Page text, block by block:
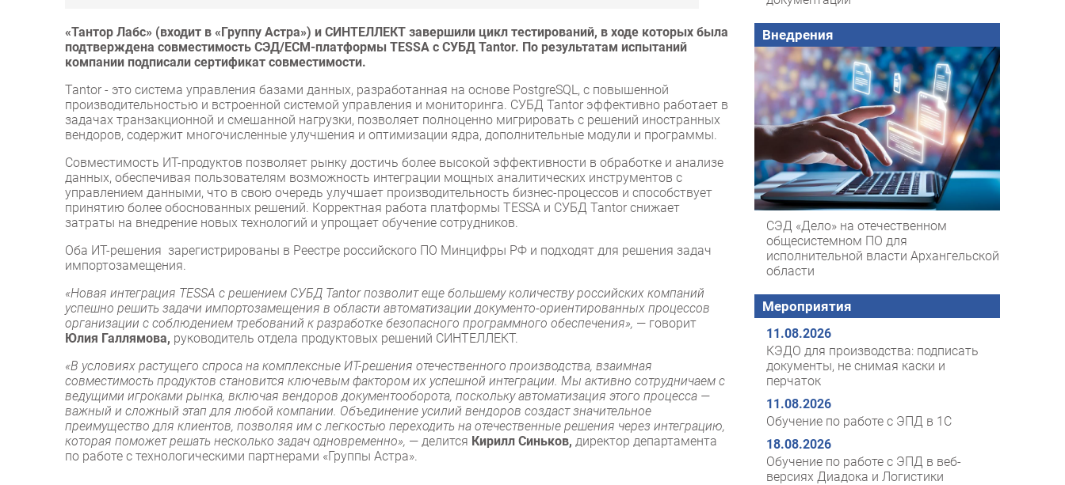
«Тантор Лабс» (входит в «Группу Астра») и СИНТЕЛЛЕКТ завершили цикл тестирований, в ходе которых была
подтверждена совместимость СЭД/ECM-платформы TESSA с СУБД Tantor. По результатам испытаний
компании подписали сертификат совместимости.
Tantor - это система управления базами данных, разработанная на основе PostgreSQL, с повышенной
производительностью и встроенной системой управления и мониторинга. СУБД Tantor эффективно работает в
задачах транзакционной и смешанной нагрузки, позволяет полноценно мигрировать с решений иностранных
вендоров, содержит многочисленные улучшения и оптимизации ядра, дополнительные модули и программы.
Совместимость ИТ-продуктов позволяет рынку достичь более высокой эффективности в обработке и анализе
данных, обеспечивая пользователям возможность интеграции мощных аналитических инструментов с
управлением данными, что в свою очередь улучшает производительность бизнес-процессов и способствует
принятию более обоснованных решений. Корректная работа платформы TESSA и СУБД Tantor снижает
затраты на внедрение новых технологий и упрощает обучение сотрудников.
Оба ИТ-решения зарегистрированы в Реестре российского ПО Минцифры РФ и подходят для решения задач
импортозамещения.
«Новая интеграция TESSA с решением СУБД Tantor позволит еще большему количеству российских компаний
успешно решить задачи импортозамещения в области автоматизации документо-ориентированных процессов
организации с соблюдением требований к разработке безопасного программного обеспечения», — говорит
Юлия Галлямова, руководитель отдела продуктовых решений СИНТЕЛЛЕКТ.
«В условиях растущего спроса на комплексные ИТ-решения отечественного производства, взаимная
совместимость продуктов становится ключевым фактором их успешной интеграции. Мы активно сотрудничаем с
ведущими игроками рынка, включая вендоров документооборота, поскольку автоматизация этого процесса —
важный и сложный этап для любой компании. Объединение усилий вендоров создаст значительное
преимущество для клиентов, позволяя им с легкостью переходить на отечественные решения через интеграцию,
которая поможет решать несколько задач одновременно», — делится Кирилл Синьков, директор департамента
по работе с технологическими партнерами «Группы Астра».
Внедрения
СЭД «Дело» на отечественном
общесистемном ПО для
исполнительной власти Архангельской
области
Мероприятия
11.08.2026
КЭДО для производства: подписать
документы, не снимая каски и
перчаток
11.08.2026
Обучение по работе с ЭПД в 1С
18.08.2026
Обучение по работе с ЭПД в веб-
версиях Диадока и Логистики